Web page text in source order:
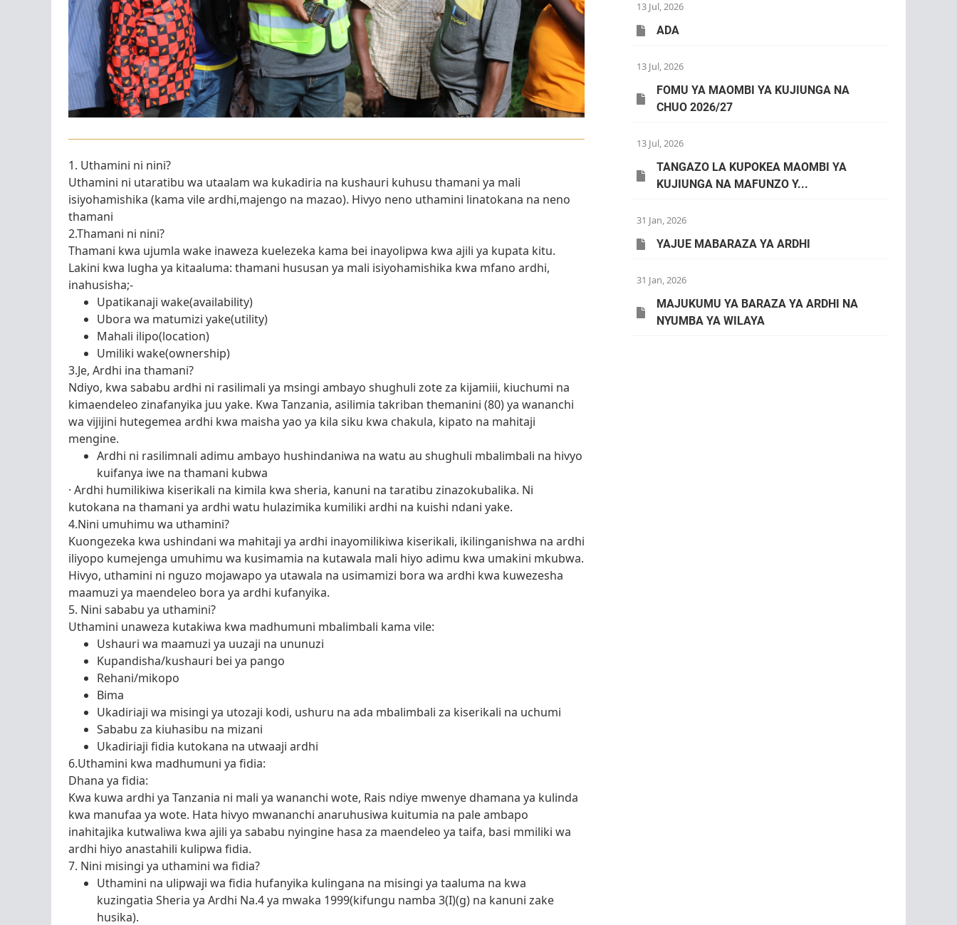
1. Uthamini ni nini?
Uthamini ni utaratibu wa utaalam wa kukadiria na kushauri kuhusu thamani ya mali
isiyohamishika (kama vile ardhi,majengo na mazao). Hivyo neno uthamini linatokana na neno
thamani
2.Thamani ni nini?
Thamani kwa ujumla wake inaweza kuelezeka kama bei inayolipwa kwa ajili ya kupata kitu.
Lakini kwa lugha ya kitaaluma: thamani hususan ya mali isiyohamishika kwa mfano ardhi,
inahusisha;-
Upatikanaji wake(availability)
Ubora wa matumizi yake(utility)
Mahali ilipo(location)
Umiliki wake(ownership)
3.Je, Ardhi ina thamani?
Ndiyo, kwa sababu ardhi ni rasilimali ya msingi ambayo shughuli zote za kijamiii, kiuchumi na
kimaendeleo zinafanyika juu yake. Kwa Tanzania, asilimia takriban themanini (80) ya wananchi
wa vijijini hutegemea ardhi kwa maisha yao ya kila siku kwa chakula, kipato na mahitaji
mengine.
Ardhi ni rasilimnali adimu ambayo hushindaniwa na watu au shughuli mbalimbali na hivyo
kuifanya iwe na thamani kubwa
· Ardhi humilikiwa kiserikali na kimila kwa sheria, kanuni na taratibu zinazokubalika. Ni
kutokana na thamani ya ardhi watu hulazimika kumiliki ardhi na kuishi ndani yake.
4.Nini umuhimu wa uthamini?
Kuongezeka kwa ushindani wa mahitaji ya ardhi inayomilikiwa kiserikali, ikilinganishwa na ardhi
iliyopo kumejenga umuhimu wa kusimamia na kutawala mali hiyo adimu kwa umakini mkubwa.
Hivyo, uthamini ni nguzo mojawapo ya utawala na usimamizi bora wa ardhi kwa kuwezesha
maamuzi ya maendeleo bora ya ardhi kufanyika.
5. Nini sababu ya uthamini?
Uthamini unaweza kutakiwa kwa madhumuni mbalimbali kama vile:
Ushauri wa maamuzi ya uuzaji na ununuzi
Kupandisha/kushauri bei ya pango
Rehani/mikopo
Bima
Ukadiriaji wa misingi ya utozaji kodi, ushuru na ada mbalimbali za kiserikali na uchumi
Sababu za kiuhasibu na mizani
Ukadiriaji fidia kutokana na utwaaji ardhi
6.Uthamini kwa madhumuni ya fidia:
Dhana ya fidia:
Kwa kuwa ardhi ya Tanzania ni mali ya wananchi wote, Rais ndiye mwenye dhamana ya kulinda
kwa manufaa ya wote. Hata hivyo mwananchi anaruhusiwa kuitumia na pale ambapo
inahitajika kutwaliwa kwa ajili ya sababu nyingine hasa za maendeleo ya taifa, basi mmiliki wa
ardhi hiyo anastahili kulipwa fidia.
7. Nini misingi ya uthamini wa fidia?
Uthamini na ulipwaji wa fidia hufanyika kulingana na misingi ya taaluma na kwa
kuzingatia Sheria ya Ardhi Na.4 ya mwaka 1999(kifungu namba 3(I)(g) na kanuni zake
husika).
13 Jul, 2026
ADA
13 Jul, 2026
FOMU YA MAOMBI YA KUJIUNGA NA
CHUO 2026/27
13 Jul, 2026
TANGAZO LA KUPOKEA MAOMBI YA
KUJIUNGA NA MAFUNZO Y...
31 Jan, 2026
YAJUE MABARAZA YA ARDHI
31 Jan, 2026
MAJUKUMU YA BARAZA YA ARDHI NA
NYUMBA YA WILAYA